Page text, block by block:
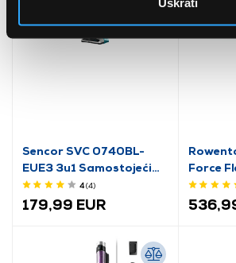
Sencor SVC 0740BL-
EUE3 3u1 Samostojeći
usisavač
4(4)
179,99 EUR
Force